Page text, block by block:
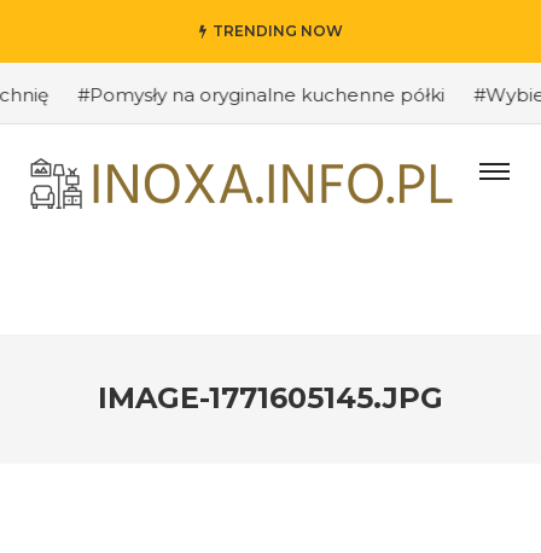
TRENDING NOW
#Pomysły na oryginalne kuchenne półki
IMAGE-1771605145.JPG